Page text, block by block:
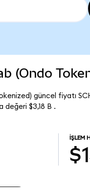
(Ondo
güncel fiyatı
değeri $3,18 B .
İŞLEM